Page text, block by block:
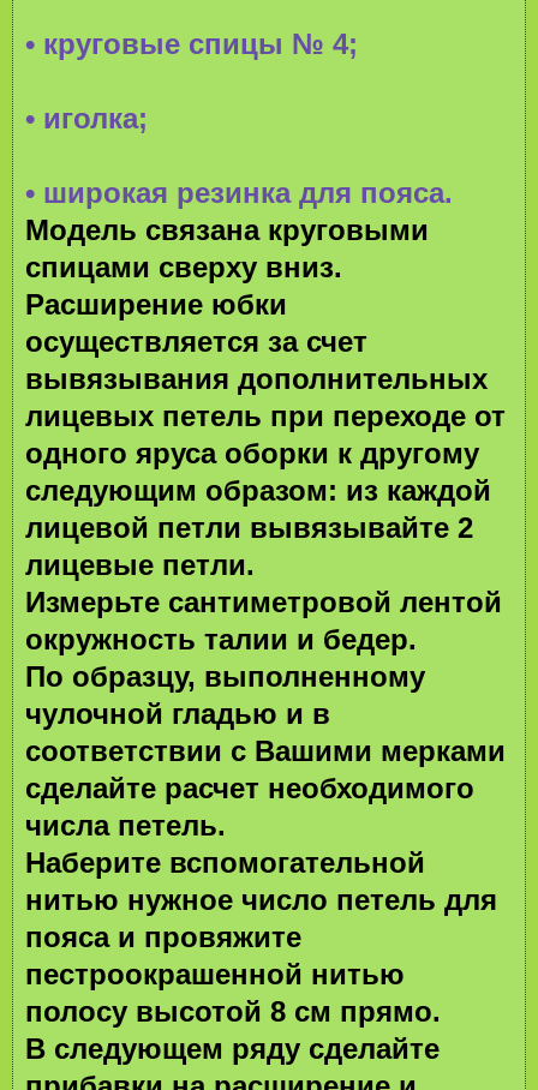
• круговые спицы № 4;
• иголка;
• широкая резинка для пояса.
Модель связана круговыми
спицами сверху вниз.
Расширение юбки
осуществляется за счет
вывязывания дополнительных
лицевых петель при переходе от
одного яруса оборки к другому
следующим образом: из каждой
лицевой петли вывязывайте 2
лицевые петли.
Измерьте сантиметровой лентой
окружность талии и бедер.
По образцу, выполненному
чулочной гладью и в
соответствии с Вашими мерками
сделайте расчет необходимого
числа петель.
Наберите вспомогательной
нитью нужное число петель для
пояса и провяжите
пестроокрашенной нитью
полосу высотой 8 см прямо.
В следующем ряду сделайте